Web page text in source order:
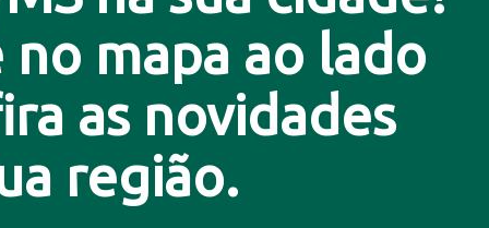
no mapa ao lado
as novidades
região.